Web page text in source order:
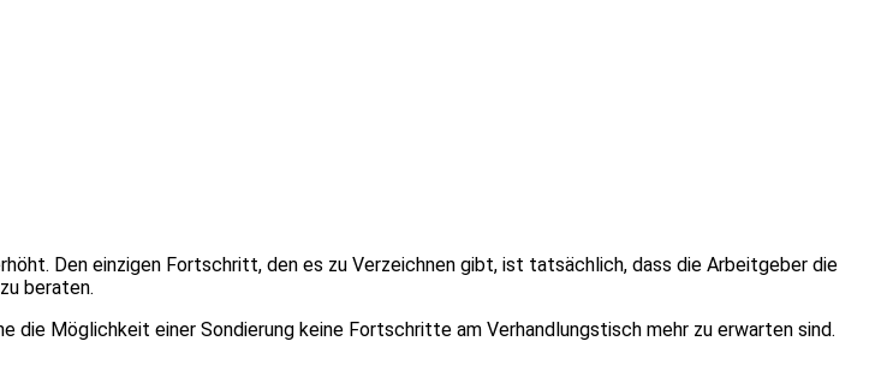
Den einzigen Fortschritt, den es zu Verzeichnen gibt, ist tatsächlich, dass die Arbeitgeber die
beraten.
die Möglichkeit einer Sondierung keine Fortschritte am Verhandlungstisch mehr zu erwarten sind.